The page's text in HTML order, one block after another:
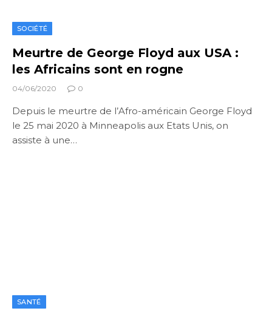
SOCIÉTÉ
Meurtre de George Floyd aux USA :
les Africains sont en rogne
04/06/2020 0
Depuis le meurtre de l’Afro-américain George Floyd
le 25 mai 2020 à Minneapolis aux Etats Unis, on
assiste à une…
SANTÉ